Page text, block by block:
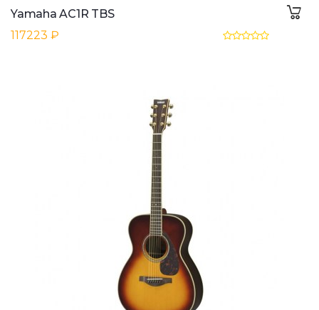
Yamaha AC1R TBS
117223 ₽